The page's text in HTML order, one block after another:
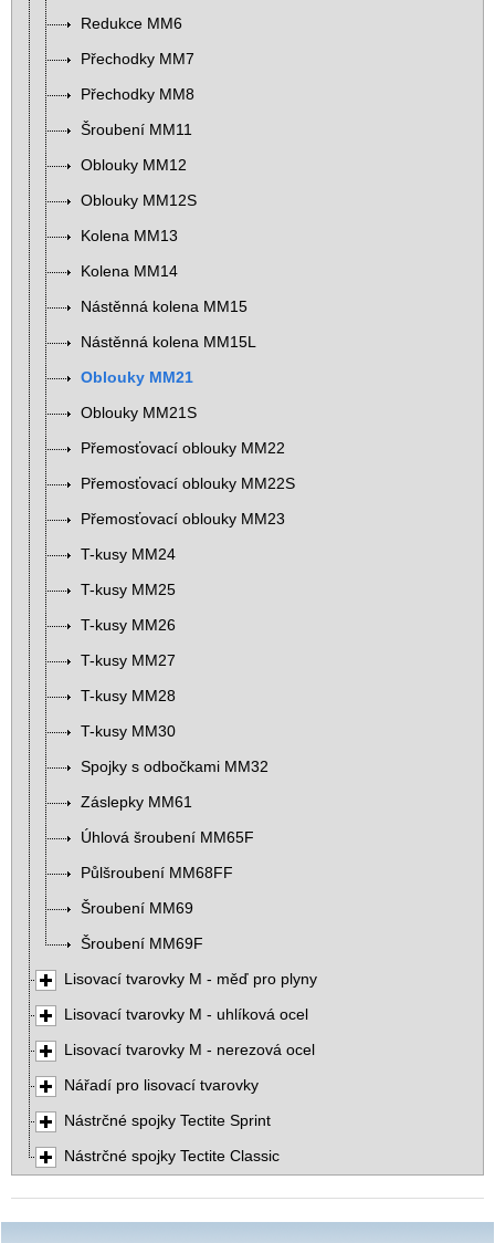
Redukce MM6
Přechodky MM7
Přechodky MM8
Šroubení MM11
Oblouky MM12
Oblouky MM12S
Kolena MM13
Kolena MM14
Nástěnná kolena MM15
Nástěnná kolena MM15L
Oblouky MM21
Oblouky MM21S
Přemosťovací oblouky MM22
Přemosťovací oblouky MM22S
Přemosťovací oblouky MM23
T-kusy MM24
T-kusy MM25
T-kusy MM26
T-kusy MM27
T-kusy MM28
T-kusy MM30
Spojky s odbočkami MM32
Záslepky MM61
Úhlová šroubení MM65F
Půlšroubení MM68FF
Šroubení MM69
Šroubení MM69F
Lisovací tvarovky M - měď pro plyny
Lisovací tvarovky M - uhlíková ocel
Lisovací tvarovky M - nerezová ocel
Nářadí pro lisovací tvarovky
Nástrčné spojky Tectite Sprint
Nástrčné spojky Tectite Classic